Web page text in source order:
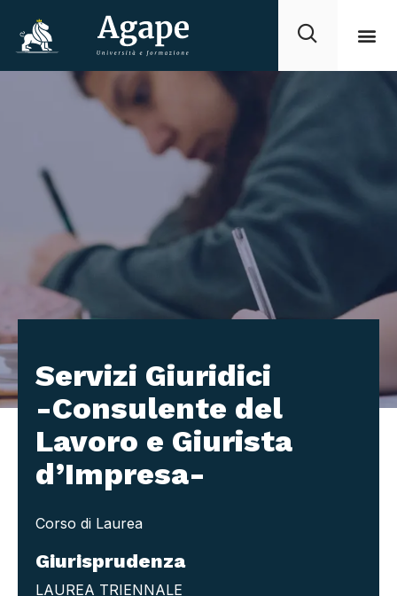
Servizi Giuridici
-Consulente del
Lavoro e Giurista
d’Impresa-
Corso di Laurea
Giurisprudenza
LAUREA TRIENNALE